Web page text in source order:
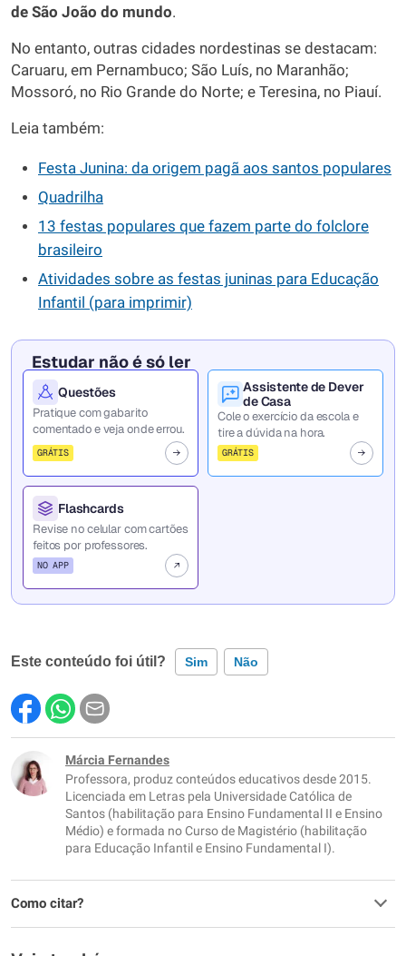
de São João do mundo.
No entanto, outras cidades nordestinas se destacam:
Caruaru, em Pernambuco; São Luís, no Maranhão;
Mossoró, no Rio Grande do Norte; e Teresina, no Piauí.
Leia também:
Festa Junina: da origem pagã aos santos populares
Quadrilha
13 festas populares que fazem parte do folclore
brasileiro
Atividades sobre as festas juninas para Educação
Infantil (para imprimir)
Estudar não é só ler
Questões
Pratique com gabarito
comentado e veja onde errou.
GRÁTIS
Assistente de Dever
de Casa
Cole o exercício da escola e
tire a dúvida na hora.
GRÁTIS
Flashcards
Revise no celular com cartões
feitos por professores.
NO APP
Este conteúdo foi útil? Sim Não
Este conteúdo contém informação incorreta
Este conteúdo não tem a informação que procuro
Outro
Márcia Fernandes
Professora, produz conteúdos educativos desde 2015.
Licenciada em Letras pela Universidade Católica de
Santos (habilitação para Ensino Fundamental II e Ensino
Médio) e formada no Curso de Magistério (habilitação
para Educação Infantil e Ensino Fundamental I).
Como citar?